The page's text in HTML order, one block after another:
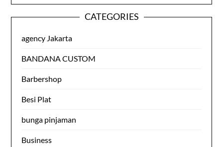
CATEGORIES
agency Jakarta
BANDANA CUSTOM
Barbershop
Besi Plat
bunga pinjaman
Business